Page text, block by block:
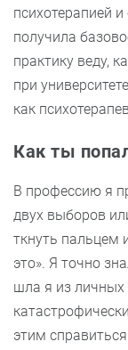
психотерапией
получила
практику веду,
при
как
Как ты
В профессию я
двух выборов
ткнуть пальцем
это». Я точно
шла я из
этим